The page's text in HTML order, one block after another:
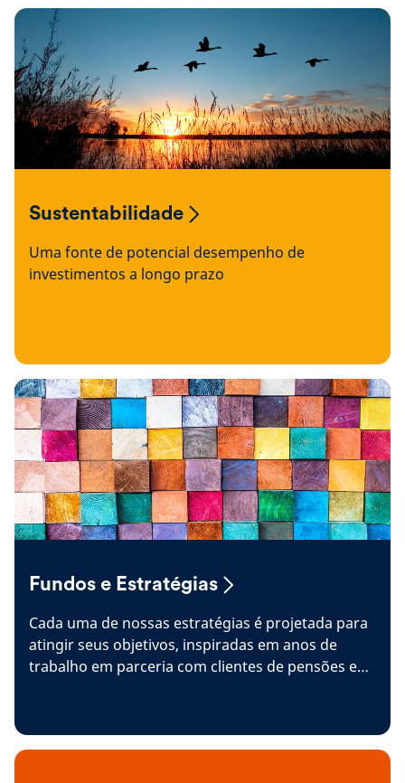
Sustentabilidade
Uma fonte de potencial desempenho de
investimentos a longo prazo
Fundos e Estratégias
Cada uma de nossas estratégias é projetada para
atingir seus objetivos, inspiradas em anos de
trabalho em parceria com clientes de pensões e